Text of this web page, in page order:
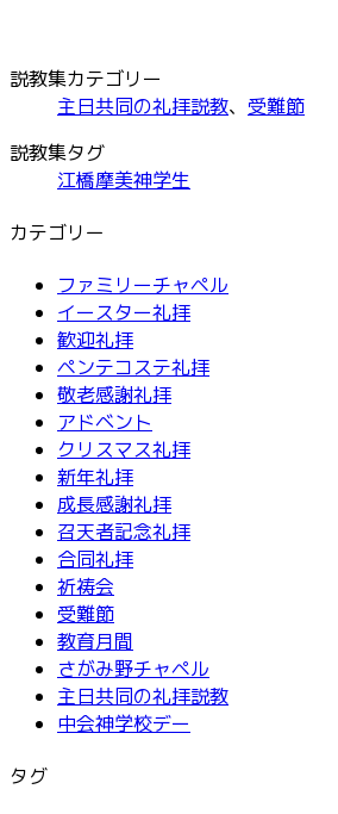
説教集カテゴリー
主日共同の礼拝説教、 受難節
説教集タグ
江橋摩美神学生
カテゴリー
ファミリーチャペル
イースター礼拝
歓迎礼拝
ペンテコステ礼拝
敬老感謝礼拝
アドベント
クリスマス礼拝
新年礼拝
成長感謝礼拝
召天者記念礼拝
合同礼拝
祈祷会
受難節
教育月間
さがみ野チャペル
主日共同の礼拝説教
中会神学校デー
タグ